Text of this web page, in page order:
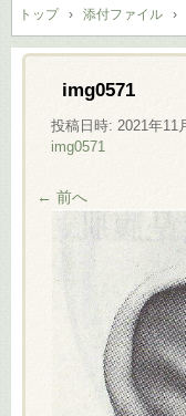
ン
テ
ン
トップ › 添付ファイル ›
img0571
投稿日時: 2021年11
img0571
← 前へ